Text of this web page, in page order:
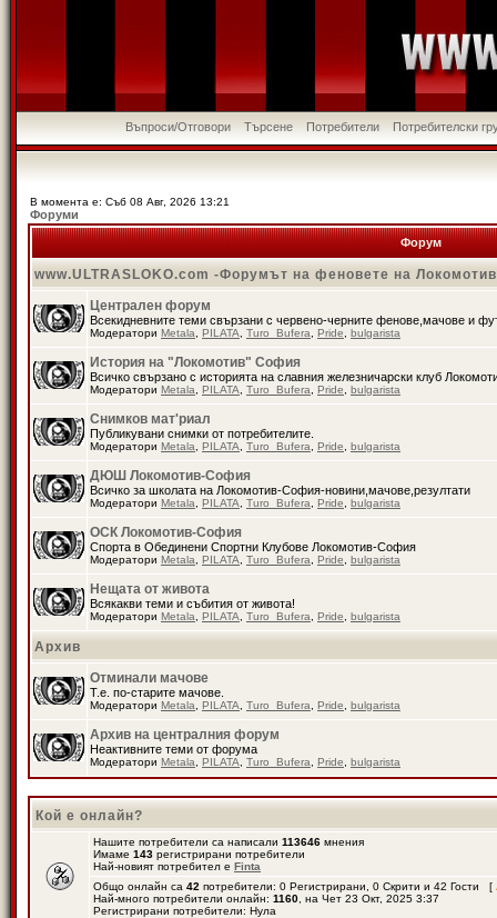
Въпроси/Отговори Търсене Потребители Потребителски
В момента е: Съб 08 Авг, 2026 13:21
Форуми
Форум
www.ULTRASLOKO.com -Форумът на феновете на
Централен форум
Всекидневните теми свързани с червено-черните фенове,мачове и
Модератори Metala PILATA Turo_Bufera Pride bulgarista
История на "Локомотив" София
Всичко свързано с историята на славния железничарски клуб
Модератори Metala PILATA Turo_Bufera Pride bulgarista
Снимков мат'риал
Публикувани снимки от потребителите.
Модератори Metala PILATA Turo_Bufera Pride bulgarista
ДЮШ Локомотив-София
Всичко за школата на Локомотив-София-новини,мачове,резултати
Модератори Metala PILATA Turo_Bufera Pride bulgarista
ОСК Локомотив-София
Спорта в Обединени Спортни Клубове Локомотив-София
Модератори Metala PILATA Turo_Bufera Pride bulgarista
Нещата от живота
Всякакви теми и събития от живота!
Модератори Metala PILATA Turo_Bufera Pride bulgarista
Архив
Отминали мачове
Т.е. по-старите мачове.
Модератори Metala PILATA Turo_Bufera Pride bulgarista
Архив на централния форум
Неактивните теми от форума
Модератори Metala PILATA Turo_Bufera Pride bulgarista
Кой е онлайн?
Нашите потребители са написали 113646 мнения
Имаме 143 регистрирани потребители
Най-новият потребител е Finta
Общо онлайн са 42 потребители: 0 Регистрирани, 0 Скрити и 42 Гости [
Най-много потребители онлайн: 1160 , на Чет 23 Окт, 2025 3:37
Регистрирани потребители: Нула